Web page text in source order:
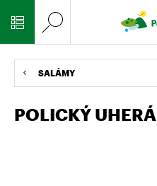
SALÁMY
POLICKÝ